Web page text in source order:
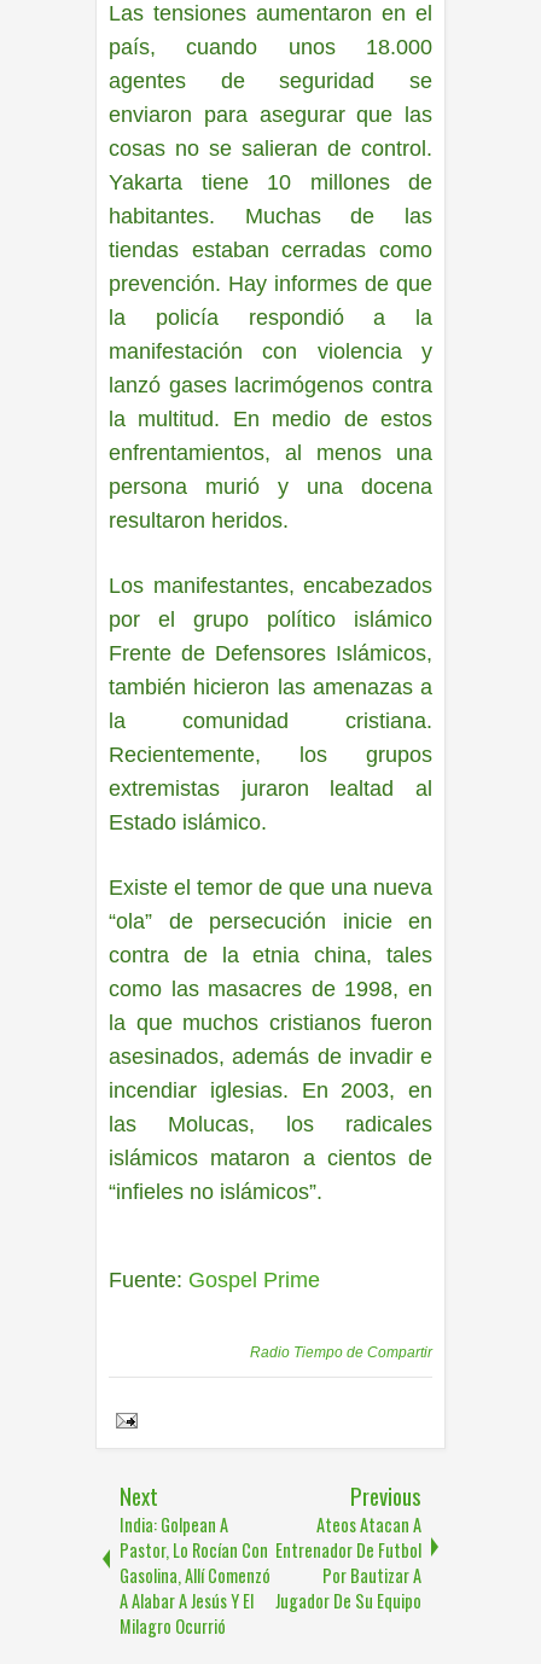
Las tensiones aumentaron en el
país, cuando unos 18.000
agentes de seguridad se
enviaron para asegurar que las
cosas no se salieran de control.
Yakarta tiene 10 millones de
habitantes. Muchas de las
tiendas estaban cerradas como
prevención. Hay informes de que
la policía respondió a la
manifestación con violencia y
lanzó gases lacrimógenos contra
la multitud. En medio de estos
enfrentamientos, al menos una
persona murió y una docena
resultaron heridos.
Los manifestantes, encabezados
por el grupo político islámico
Frente de Defensores Islámicos,
también hicieron las amenazas a
la comunidad cristiana.
Recientemente, los grupos
extremistas juraron lealtad al
Estado islámico.
Existe el temor de que una nueva
“ola” de persecución inicie en
contra de la etnia china, tales
como las masacres de 1998, en
la que muchos cristianos fueron
asesinados, además de invadir e
incendiar iglesias. En 2003, en
las Molucas, los radicales
islámicos mataron a cientos de
“infieles no islámicos”.
Fuente: Gospel Prime
Radio Tiempo de Compartir
Next
India: Golpean A
Pastor, Lo Rocían Con
Gasolina, Allí Comenzó
A Alabar A Jesús Y El
Milagro Ocurrió
Previous
Ateos Atacan A
Entrenador De Futbol
Por Bautizar A
Jugador De Su Equipo